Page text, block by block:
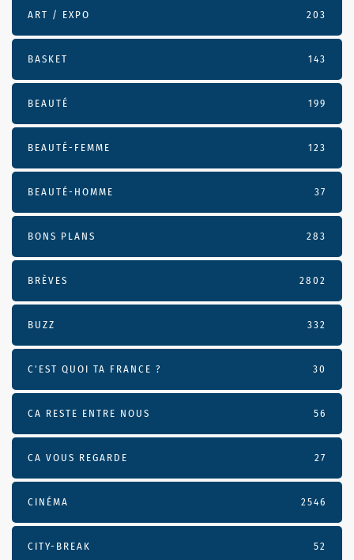
ART / EXPO 203
BASKET 143
BEAUTÉ 199
BEAUTÉ-FEMME 123
BEAUTÉ-HOMME 37
BONS PLANS 283
BRÈVES 2802
BUZZ 332
C'EST QUOI TA FRANCE ? 30
CA RESTE ENTRE NOUS 56
CA VOUS REGARDE 27
CINÉMA 2546
CITY-BREAK 52